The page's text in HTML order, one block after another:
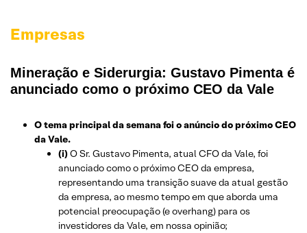
Empresas
Mineração e Siderurgia: Gustavo Pimenta é
anunciado como o próximo CEO da Vale
O tema principal da semana foi o anúncio do próximo CEO
da Vale.
(i)O Sr. Gustavo Pimenta, atual CFO da Vale, foi
anunciado como o próximo CEO da empresa,
representando uma transição suave da atual gestão
da empresa, ao mesmo tempo em que aborda uma
potencial preocupação (e overhang) para os
investidores da Vale, em nossa opinião;